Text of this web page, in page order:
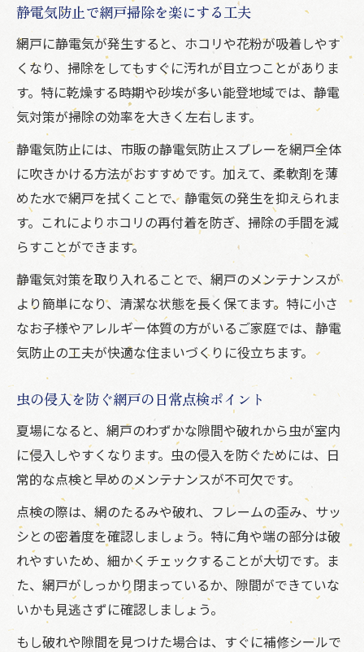
静電気防止で網戸掃除を楽にする工夫
網戸に静電気が発生すると、ホコリや花粉が吸着しやす
くなり、掃除をしてもすぐに汚れが目立つことがありま
す。特に乾燥する時期や砂埃が多い能登地域では、静電
気対策が掃除の効率を大きく左右します。
静電気防止には、市販の静電気防止スプレーを網戸全体
に吹きかける方法がおすすめです。加えて、柔軟剤を薄
めた水で網戸を拭くことで、静電気の発生を抑えられま
す。これによりホコリの再付着を防ぎ、掃除の手間を減
らすことができます。
静電気対策を取り入れることで、網戸のメンテナンスが
より簡単になり、清潔な状態を長く保てます。特に小さ
なお子様やアレルギー体質の方がいるご家庭では、静電
気防止の工夫が快適な住まいづくりに役立ちます。
虫の侵入を防ぐ網戸の日常点検ポイント
夏場になると、網戸のわずかな隙間や破れから虫が室内
に侵入しやすくなります。虫の侵入を防ぐためには、日
常的な点検と早めのメンテナンスが不可欠です。
点検の際は、網のたるみや破れ、フレームの歪み、サッ
シとの密着度を確認しましょう。特に角や端の部分は破
れやすいため、細かくチェックすることが大切です。ま
た、網戸がしっかり閉まっているか、隙間ができていな
いかも見逃さずに確認しましょう。
もし破れや隙間を見つけた場合は、すぐに補修シールで